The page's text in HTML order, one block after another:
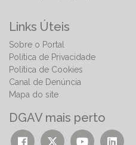
Links Úteis
Sobre o Portal
Política de Privacidade
Política de Cookies
Canal de Denúncia
Mapa do site
DGAV mais perto